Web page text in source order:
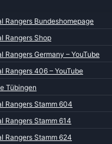
Rangers Bundeshomepage
Rangers Shop
Rangers Germany – YouTube
Rangers 406 – YouTube
Tübingen
Rangers Stamm 604
Rangers Stamm 614
Rangers Stamm 624